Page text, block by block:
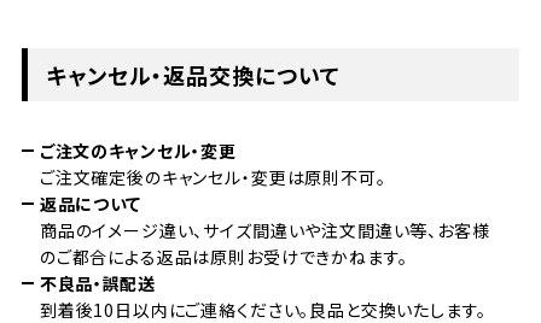
キャンセル・返品交換について
ご注文のキャンセル・変更
ご注文確定後のキャンセル・変更は原則不可。
返品について
商品のイメージ違い、サイズ間違いや注文間違い等、お客様
のご都合による返品は原則お受けできかねます。
不良品・誤配送
到着後10日以内にご連絡ください。良品と交換いたします。